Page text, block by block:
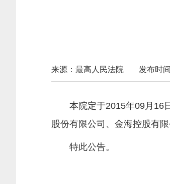
来源：最高人民法院 发布时
本院定于2015年09月16
股份有限公司、金海控股有
特此公告。